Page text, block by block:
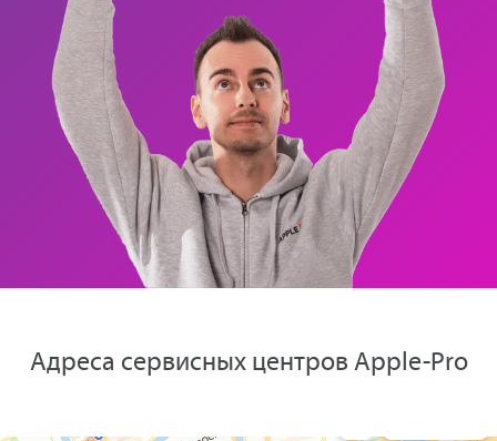
Адреса сервисных центров Apple-Pro